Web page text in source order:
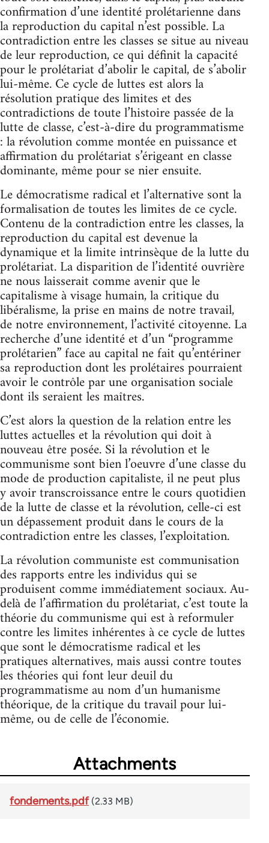
confirmation d’une identité prolétarienne dans
la reproduction du capital n’est possible. La
contradiction entre les classes se situe au niveau
de leur reproduction, ce qui définit la capacité
pour le prolétariat d’abolir le capital, de s’abolir
lui-même. Ce cycle de luttes est alors la
résolution pratique des limites et des
contradictions de toute l’histoire passée de la
lutte de classe, c’est-à-dire du programmatisme
: la révolution comme montée en puissance et
affirmation du prolétariat s’érigeant en classe
dominante, même pour se nier ensuite.
Le démocratisme radical et l’alternative sont la
formalisation de toutes les limites de ce cycle.
Contenu de la contradiction entre les classes, la
reproduction du capital est devenue la
dynamique et la limite intrinsèque de la lutte du
prolétariat. La disparition de l’identité ouvrière
ne nous laisserait comme avenir que le
capitalisme à visage humain, la critique du
libéralisme, la prise en mains de notre travail,
de notre environnement, l’activité citoyenne. La
recherche d’une identité et d’un “programme
prolétarien” face au capital ne fait qu’entériner
sa reproduction dont les prolétaires pourraient
avoir le contrôle par une organisation sociale
dont ils seraient les maîtres.
C’est alors la question de la relation entre les
luttes actuelles et la révolution qui doit à
nouveau être posée. Si la révolution et le
communisme sont bien l’oeuvre d’une classe du
mode de production capitaliste, il ne peut plus
y avoir transcroissance entre le cours quotidien
de la lutte de classe et la révolution, celle-ci est
un dépassement produit dans le cours de la
contradiction entre les classes, l’exploitation.
La révolution communiste est communisation
des rapports entre les individus qui se
produisent comme immédiatement sociaux. Au-
delà de l’affirmation du prolétariat, c’est toute la
théorie du communisme qui est à reformuler
contre les limites inhérentes à ce cycle de luttes
que sont le démocratisme radical et les
pratiques alternatives, mais aussi contre toutes
les théories qui font leur deuil du
programmatisme au nom d’un humanisme
théorique, de la critique du travail pour lui-
même, ou de celle de l’économie.
Attachments
fondements.pdf (2.33 MB)